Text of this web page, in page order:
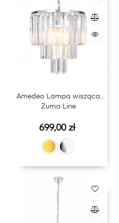
Amedeo Lampa wisząca
Zuma Line
Cena
699,00 zł